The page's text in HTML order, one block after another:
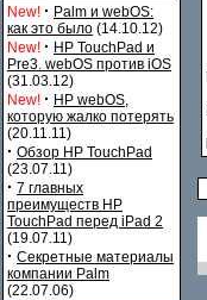
New! · Palm и webOS:
как это было (14.10.12)
New! · HP TouchPad и
Pre3. webOS против iOS
(31.03.12)
New! · HP webOS,
которую жалко потерять
(20.11.11)
· Обзор HP TouchPad
(23.07.11)
· 7 главных
преимуществ HP
TouchPad перед iPad 2
(19.07.11)
· Секретные материалы
компании Palm
(22.07.06)